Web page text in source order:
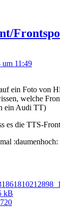
um 11:49
ein Foto von
welche
ein Audi TT)
es die TTS-
:daumenhoch:
kB